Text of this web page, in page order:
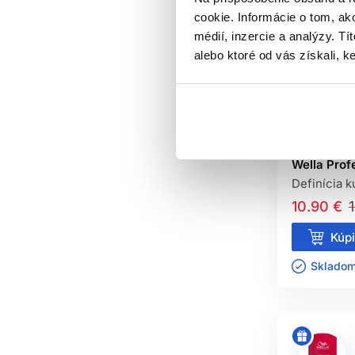
cookie. Informácie o tom,
médií, inzercie a analýzy.
alebo ktoré od vás získali,
Na prirodzený pohyb zvoľte
MÔŽEM
Áno. Každý by však
Nie.
-20%
Wella
Wella
Definícia
10.90 €
Skladom